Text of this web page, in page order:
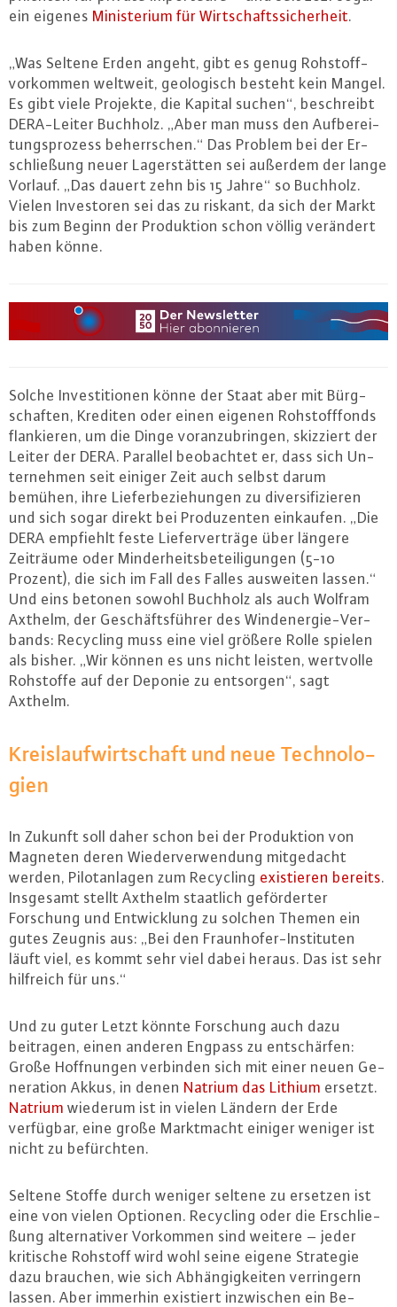
ein eigenes Mi­nis­te­ri­um für Wirt­schafts­si­cher­heit.
„Was Seltene Erden angeht, gibt es genug Roh­stoff­
vor­kom­men weltweit, geo­lo­gisch besteht kein Mangel.
Es gibt viele Projekte, die Kapital suchen“, be­schreibt
DE­RA-Lei­ter Buchholz. „Aber man muss den Auf­be­rei­
tungs­pro­zess be­herr­schen.“ Das Problem bei der Er­
schlie­ßung neuer La­ger­stät­ten sei außerdem der lange
Vorlauf. „Das dauert zehn bis 15 Jahre“ so Buchholz.
Vielen In­ves­to­ren sei das zu riskant, da sich der Markt
bis zum Beginn der Pro­duk­ti­on schon völlig verändert
haben könne.
Solche In­ves­ti­tio­nen könne der Staat aber mit Bürg­
schaf­ten, Krediten oder einen eigenen Roh­stoff­fonds
flan­kie­ren, um die Dinge vor­an­zu­brin­gen, skizziert der
Leiter der DERA. Parallel be­ob­ach­tet er, dass sich Un­
ter­neh­men seit einiger Zeit auch selbst darum
bemühen, ihre Lie­fer­be­zie­hun­gen zu di­ver­si­fi­zie­ren
und sich sogar direkt bei Pro­du­zen­ten einkaufen. „Die
DERA empfiehlt feste Lie­fer­ver­trä­ge über längere
Zeiträume oder Min­der­heits­be­tei­li­gun­gen (5-10
Prozent), die sich im Fall des Falles ausweiten lassen.“
Und eins betonen sowohl Buchholz als auch Wolfram
Axthelm, der Ge­schäfts­füh­rer des Wind­ener­gie-Ver­
bands: Recycling muss eine viel größere Rolle spielen
als bisher. „Wir können es uns nicht leisten, wertvolle
Rohstoffe auf der Deponie zu entsorgen“, sagt
Axthelm.
Kreis­lauf­wirt­schaft und neue Tech­no­lo­
gi­en
In Zukunft soll daher schon bei der Pro­duk­ti­on von
Magneten deren Wie­der­ver­wen­dung mit­ge­dacht
werden, Pi­lot­an­la­gen zum Recycling exis­tie­ren bereits.
Insgesamt stellt Axthelm staatlich ge­för­der­ter
Forschung und Ent­wick­lung zu solchen Themen ein
gutes Zeugnis aus: „Bei den Fraun­ho­fer-In­sti­tu­ten
läuft viel, es kommt sehr viel dabei heraus. Das ist sehr
hilfreich für uns.“
Und zu guter Letzt könnte Forschung auch dazu
beitragen, einen anderen Engpass zu ent­schär­fen:
Große Hoff­nun­gen verbinden sich mit einer neuen Ge­
ne­ra­ti­on Akkus, in denen Natrium das Lithium ersetzt.
Natrium wiederum ist in vielen Ländern der Erde
verfügbar, eine große Markt­macht einiger weniger ist
nicht zu be­fürch­ten.
Seltene Stoffe durch weniger seltene zu ersetzen ist
eine von vielen Optionen. Recycling oder die Er­schlie­
ßung al­ter­na­ti­ver Vorkommen sind weitere – jeder
kritische Rohstoff wird wohl seine eigene Strategie
dazu brauchen, wie sich Ab­hän­gig­kei­ten ver­rin­gern
lassen. Aber immerhin existiert in­zwi­schen ein Be­